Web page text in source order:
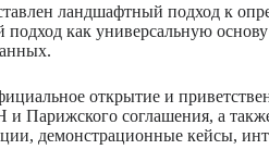
ландшафтный подход к
как универсальную
открытие и
соглашения, а
демонстрационные кейсы,